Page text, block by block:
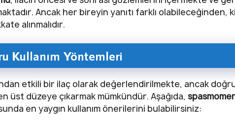
Ancak her bireyin yanıtı farklı olabileceğinden,
alınmalıdır.
Kullanım Yöntemleri
etkili bir ilaç olarak değerlendirilmekte, ancak
üst düzeye çıkarmak mümkündür. Aşağıda,
en yaygın kullanım önerilerini bulabilirsiniz: